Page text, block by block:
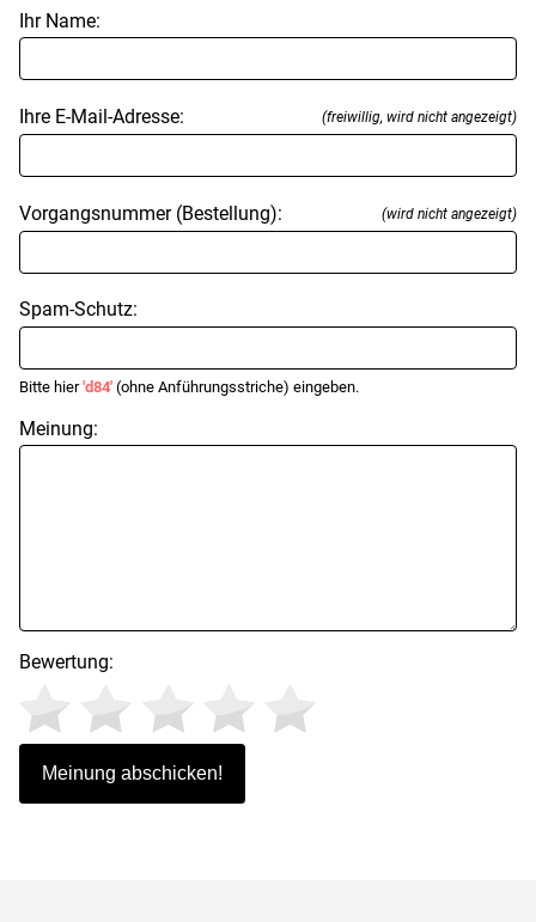
Ihr Name:
Ihre E-Mail-Adresse: (freiwillig, wird nicht angezeigt)
Vorgangsnummer (Bestellung): (wird nicht angezeigt)
Spam-Schutz:
Bitte hier'd84' (ohne Anführungsstriche) eingeben.
Meinung:
Bewertung: